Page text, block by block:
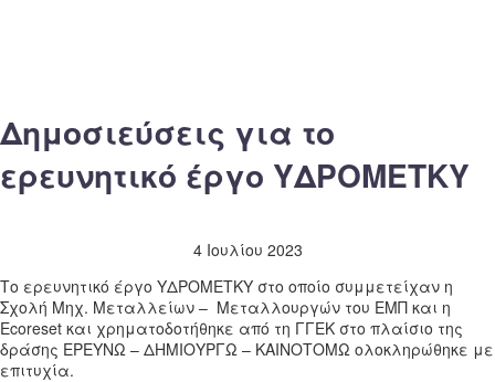
Δημοσιεύσεις για το
ερευνητικό έργο ΥΔΡΟΜΕΤΚΥ
4 Ιουλίου 2023
Το ερευνητικό έργο ΥΔΡΟΜΕΤΚΥ στο οποίο συμμετείχαν η
Σχολή Μηχ. Μεταλλείων – Μεταλλουργών του ΕΜΠ και η
Ecoreset και χρηματοδοτήθηκε από τη ΓΓΕΚ στο πλαίσιο της
δράσης ΕΡΕΥΝΩ – ΔΗΜΙΟΥΡΓΩ – ΚΑΙΝΟΤΟΜΩ ολοκληρώθηκε με
επιτυχία.